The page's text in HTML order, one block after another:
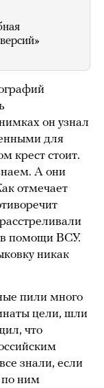
он узнал
для
крест стоит.
А они
отмечает
помощи ВСУ.
никак
пили много
цели, шли
что
знали, если
по ним